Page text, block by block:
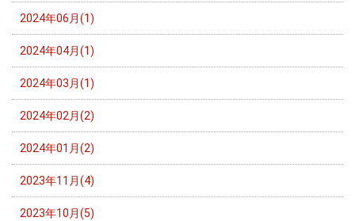
2024年06月(1)
2024年04月(1)
2024年03月(1)
2024年02月(2)
2024年01月(2)
2023年11月(4)
2023年10月(5)